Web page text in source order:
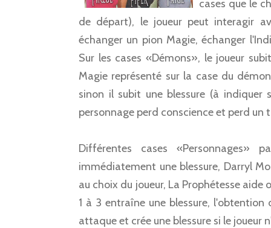
cases que le
de départ), le joueur peut interagir
échanger un pion Magie, échanger
Sur les cases «Démons», le joueur
Magie représenté sur la case du
sinon il subit une blessure (à indiquer
personnage perd conscience et perd un
Différentes cases «Personnages»
immédiatement une blessure, Darryl
au choix du joueur, La Prophétesse
1 à 3 entraîne une blessure,
attaque et crée une blessure si le joueur